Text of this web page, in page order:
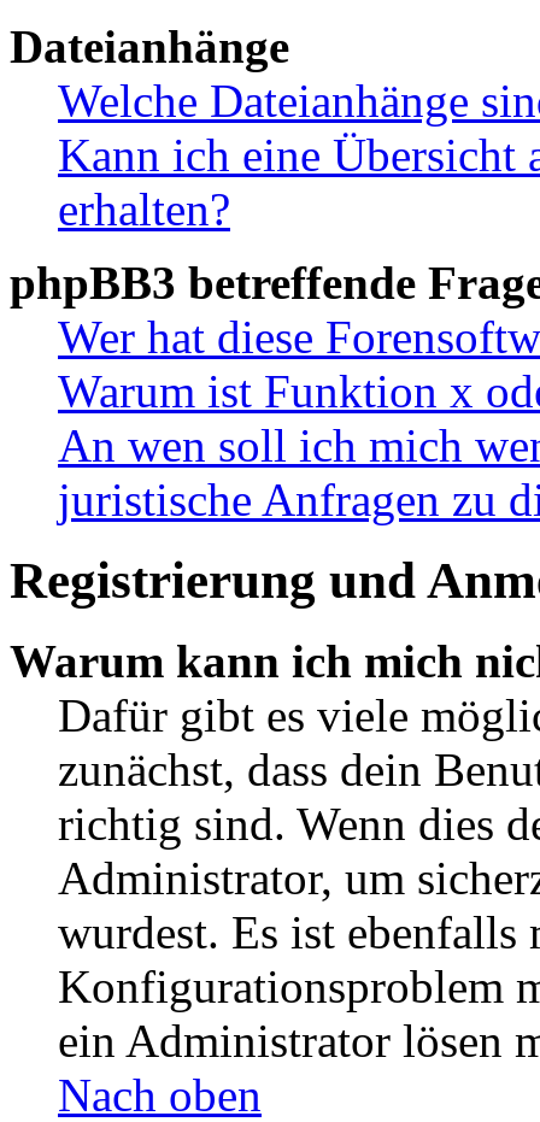
Dateianhänge
Welche Dateianhänge
Kann ich eine Übersicht
erhalten?
phpBB3 betreffende
Wer hat diese
Warum ist Funktion x
An wen soll ich mich
juristische Anfragen zu
Registrierung und
Warum kann ich mich
Dafür gibt es viele
zunächst, dass dein
richtig sind. Wenn dies
Administrator, um
wurdest. Es ist ebenfalls
Konfigurationsproblem
ein Administrator lösen
Nach oben